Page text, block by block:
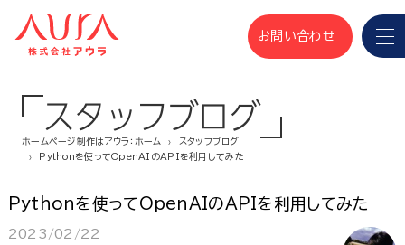
お問い合わせ
スタッフブログ
ホームページ制作はアウラ：ホーム
スタッフブログ
Pythonを使ってOpenAIのAPIを利用してみた
Pythonを使ってOpenAIのAPIを利用してみた
2023/02/22